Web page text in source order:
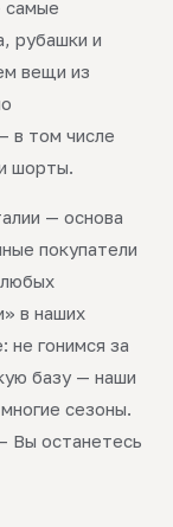
самые
рубашки и
вещи из
в том числе
шорты.
— основа
покупатели
в наших
не гонимся за
базу — наши
сезоны.
Вы останетесь